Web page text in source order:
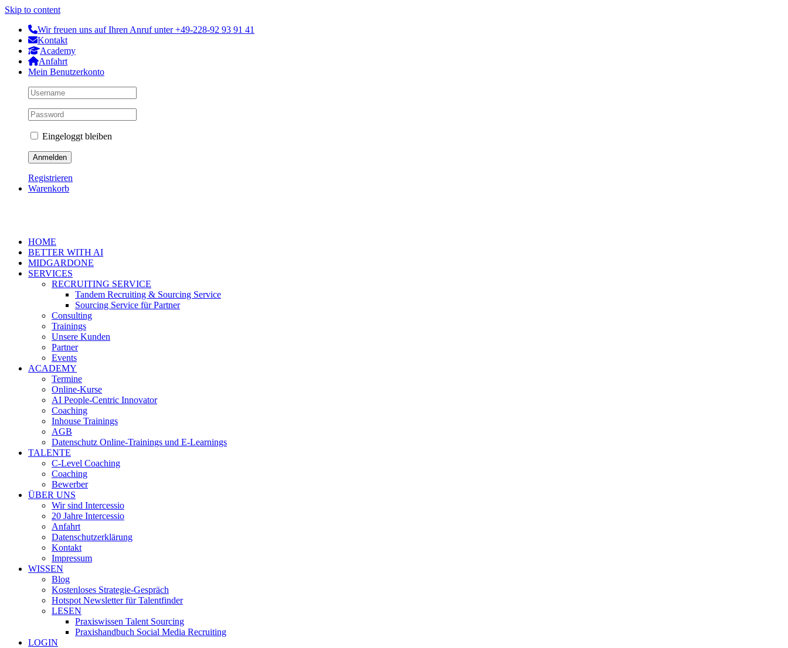
Skip to content
Wir freuen uns auf Ihren Anruf unter +49-228-92 93 91 41
Kontakt
Academy
Anfahrt
Mein Benutzerkonto
Eingeloggt bleiben
Registrieren
Warenkorb
HOME
BETTER WITH AI
MIDGARDONE
SERVICES
RECRUITING SERVICE
Tandem Recruiting & Sourcing Service
Sourcing Service für Partner
Consulting
Trainings
Unsere Kunden
Partner
Events
ACADEMY
Termine
Online-Kurse
AI People-Centric Innovator
Coaching
Inhouse Trainings
AGB
Datenschutz Online-Trainings und E-Learnings
TALENTE
C-Level Coaching
Coaching
Bewerber
ÜBER UNS
Wir sind Intercessio
20 Jahre Intercessio
Anfahrt
Datenschutzerklärung
Kontakt
Impressum
WISSEN
Blog
Kostenloses Strategie-Gespräch
Hotspot Newsletter für Talentfinder
LESEN
Praxiswissen Talent Sourcing
Praxishandbuch Social Media Recruiting
LOGIN